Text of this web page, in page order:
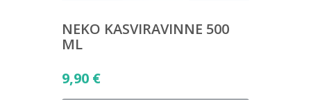
NEKO KASVIRAVINNE 500
ML
9,90 €